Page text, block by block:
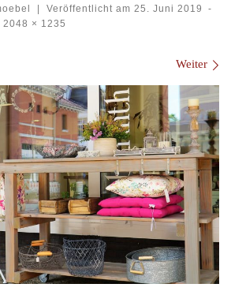
| Veröffentlicht am 25. Juni 2019
-
2048 × 1235
Weiter